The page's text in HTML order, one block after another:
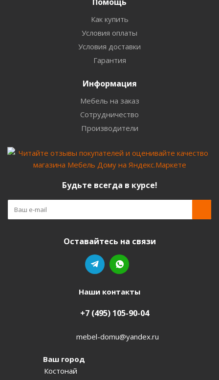
Как купить
Условия оплаты
Условия доставки
Гарантия
Информация
Мебель на заказ
Сотрудничество
Производители
Будьте всегда в курсе!
Оставайтесь на связи
Наши контакты
+7 (495) 105-90-04
mebel-domu@yandex.ru
Ваш город
Костонай